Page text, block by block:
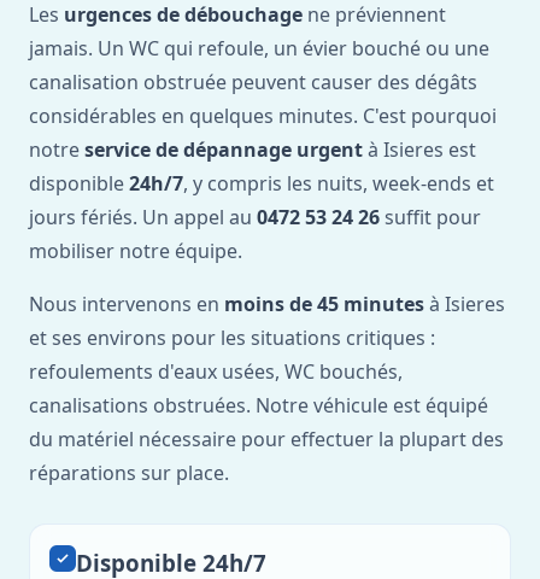
Les urgences de débouchage ne préviennent
jamais. Un WC qui refoule, un évier bouché ou une
canalisation obstruée peuvent causer des dégâts
considérables en quelques minutes. C'est pourquoi
notreservice de dépannage urgentà Isieres est
disponible24h/7, y compris les nuits, week-ends et
jours fériés. Un appel au 0472 53 24 26 suffit pour
mobiliser notre équipe.
Nous intervenons en moins de 45 minutesà Isieres
et ses environs pour les situations critiques :
refoulements d'eaux usées, WC bouchés,
canalisations obstruées. Notre véhicule est équipé
du matériel nécessaire pour effectuer la plupart des
réparations sur place.
Disponible 24h/7